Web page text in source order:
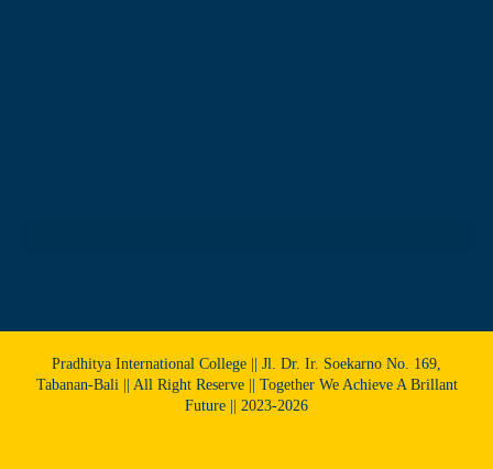
Pradhitya International College || Jl. Dr. Ir. Soekarno No. 169,
Tabanan-Bali || All Right Reserve || Together We Achieve A Brillant
Future || 2023-2026